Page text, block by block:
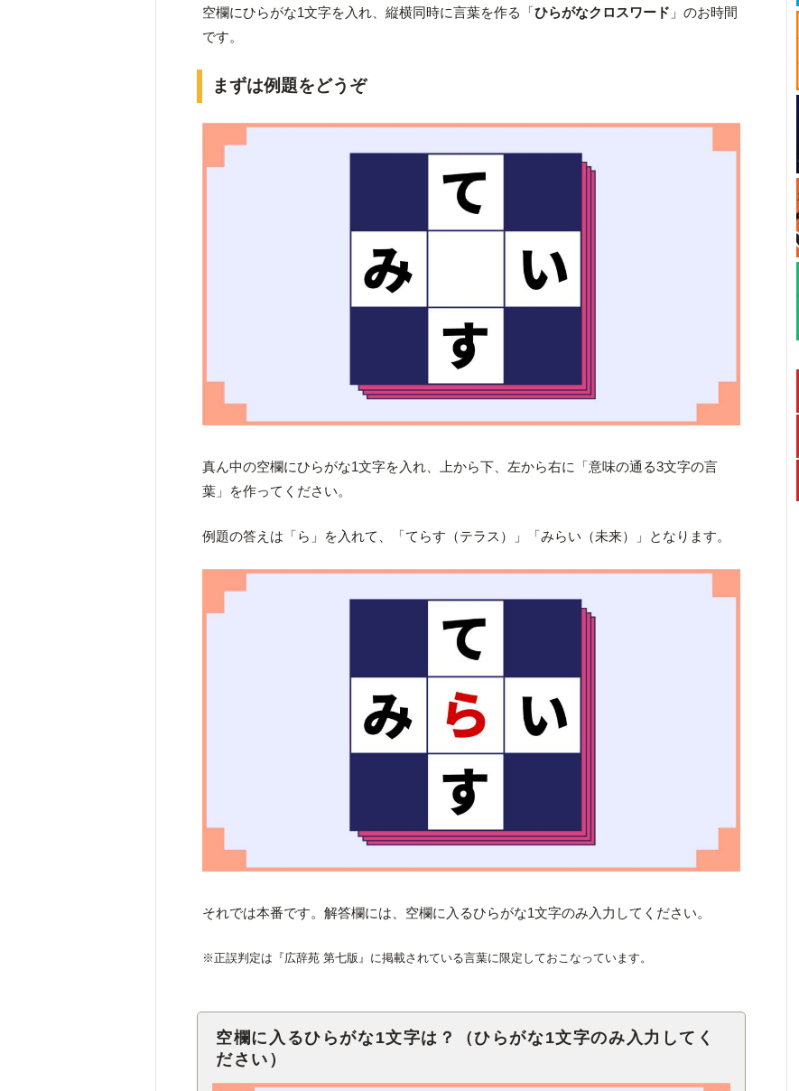
空欄にひらがな1文字を入れ、縦横同時に言葉を作る「ひらがなクロスワード 」のお時間
です。
まずは例題をどうぞ
真ん中の空欄にひらがな1文字を入れ、上から下、左から右に「意味の通る3文字の言
葉」を作ってください。
例題の答えは「ら」を入れて、「てらす（テラス）」「みらい（未来）」となります。
それでは本番です。解答欄には、空欄に入るひらがな1文字のみ入力してください。
※正誤判定は『広辞苑 第七版』に掲載されている言葉に限定しておこなっています。
空欄に入るひらがな1文字は？（ひらがな1文字のみ入力してく
ださい）